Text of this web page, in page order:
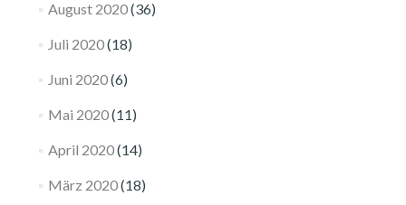
August 2020(36)
Juli 2020(18)
Juni 2020(6)
Mai 2020(11)
April 2020(14)
März 2020(18)